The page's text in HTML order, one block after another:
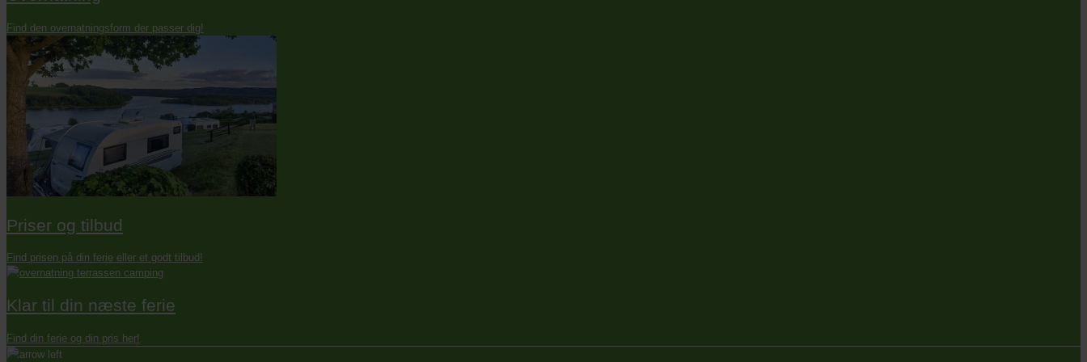
Find den overnatningsform der passer dig!
Priser og tilbud
Find prisen på din ferie eller et godt tilbud!
Klar til din næste ferie
Find din ferie og din pris her!